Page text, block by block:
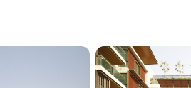
เลือกยูนิตเพื่อเปรียบเทียบ
เลือกได้สูงสุด 3 รายการ